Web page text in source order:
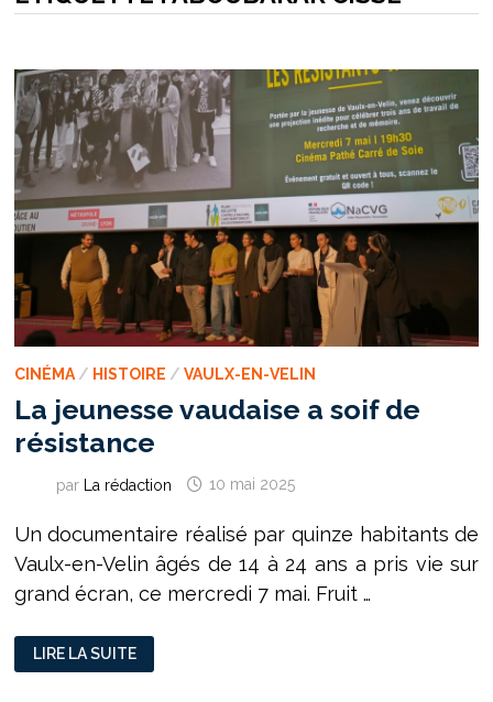
CINÉMA/ HISTOIRE / VAULX-EN-VELIN
La jeunesse vaudaise a soif de
résistance
par La rédaction 10 mai 2025
Un documentaire réalisé par quinze habitants de
Vaulx-en-Velin âgés de 14 à 24 ans a pris vie sur
grand écran, ce mercredi 7 mai. Fruit …
LA
JEUNESSE
VAUDAISE
LIRE LA SUITE